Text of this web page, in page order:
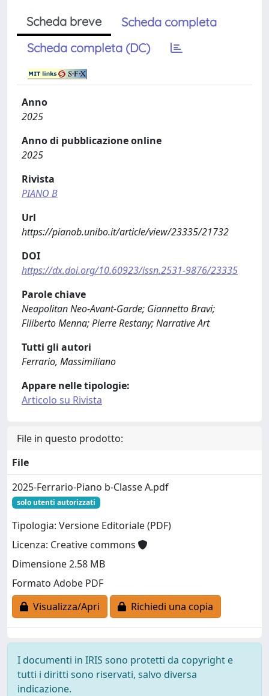
Scheda breve
Scheda completa
Scheda completa (DC)
Anno
2025
Anno di pubblicazione online
2025
Rivista
PIANO B
Url
https://pianob.unibo.it/article/view/23335/21732
DOI
https://dx.doi.org/10.60923/issn.2531-9876/23335
Parole chiave
Neapolitan Neo-Avant-Garde; Giannetto Bravi;
Filiberto Menna; Pierre Restany; Narrative Art
Tutti gli autori
Ferrario, Massimiliano
Appare nelle tipologie:
Articolo su Rivista
File in questo prodotto:
File
2025-Ferrario-Piano b-Classe A.pdf
solo utenti autorizzati
Tipologia: Versione Editoriale (PDF)
Licenza: Creative commons
Dimensione 2.58 MB
Formato Adobe PDF
Visualizza/Apri
Richiedi una copia
I documenti in IRIS sono protetti da copyright e
tutti i diritti sono riservati, salvo diversa
indicazione.